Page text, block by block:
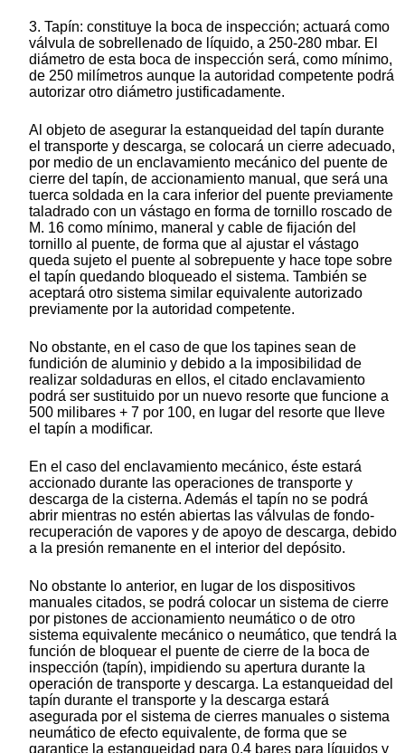
3. Tapín: constituye la boca de inspección; actuará como
válvula de sobrellenado de líquido, a 250-280 mbar. El
diámetro de esta boca de inspección será, como mínimo,
de 250 milímetros aunque la autoridad competente podrá
autorizar otro diámetro justificadamente.
Al objeto de asegurar la estanqueidad del tapín durante
el transporte y descarga, se colocará un cierre adecuado,
por medio de un enclavamiento mecánico del puente de
cierre del tapín, de accionamiento manual, que será una
tuerca soldada en la cara inferior del puente previamente
taladrado con un vástago en forma de tornillo roscado de
M. 16 como mínimo, maneral y cable de fijación del
tornillo al puente, de forma que al ajustar el vástago
queda sujeto el puente al sobrepuente y hace tope sobre
el tapín quedando bloqueado el sistema. También se
aceptará otro sistema similar equivalente autorizado
previamente por la autoridad competente.
No obstante, en el caso de que los tapines sean de
fundición de aluminio y debido a la imposibilidad de
realizar soldaduras en ellos, el citado enclavamiento
podrá ser sustituido por un nuevo resorte que funcione a
500 milibares + 7 por 100, en lugar del resorte que lleve
el tapín a modificar.
En el caso del enclavamiento mecánico, éste estará
accionado durante las operaciones de transporte y
descarga de la cisterna. Además el tapín no se podrá
abrir mientras no estén abiertas las válvulas de fondo-
recuperación de vapores y de apoyo de descarga, debido
a la presión remanente en el interior del depósito.
No obstante lo anterior, en lugar de los dispositivos
manuales citados, se podrá colocar un sistema de cierre
por pistones de accionamiento neumático o de otro
sistema equivalente mecánico o neumático, que tendrá la
función de bloquear el puente de cierre de la boca de
inspección (tapín), impidiendo su apertura durante la
operación de transporte y descarga. La estanqueidad del
tapín durante el transporte y la descarga estará
asegurada por el sistema de cierres manuales o sistema
neumático de efecto equivalente, de forma que se
garantice la estanqueidad para 0,4 bares para líquidos y